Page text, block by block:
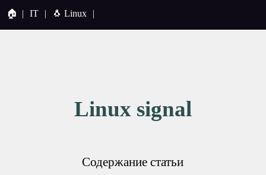
🏠 | IT | 🐧 Linux |
Linux signal
Содержание статьи